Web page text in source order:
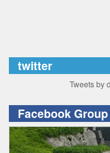
twitter
Tweets by
Facebook Group